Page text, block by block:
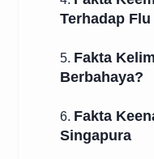
Terhadap
5. Fakta
Berbahaya?
6. Fakta
Singapura